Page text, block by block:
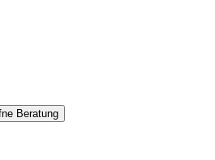
Beratung